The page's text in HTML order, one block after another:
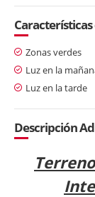
Zonas verdes
Luz en la
Luz en la tarde
Descripción